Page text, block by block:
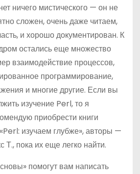
ничего мистического — он не
сложен, очень даже читаем,
и хорошо документирован. К
остались еще множество
взаимодействие процессов,
программирование,
и многие другие. Если вы
изучение Perl, то я
приобрести книги
изучаем глубже», авторы —
пока их еще легко найти.
помогут вам написать